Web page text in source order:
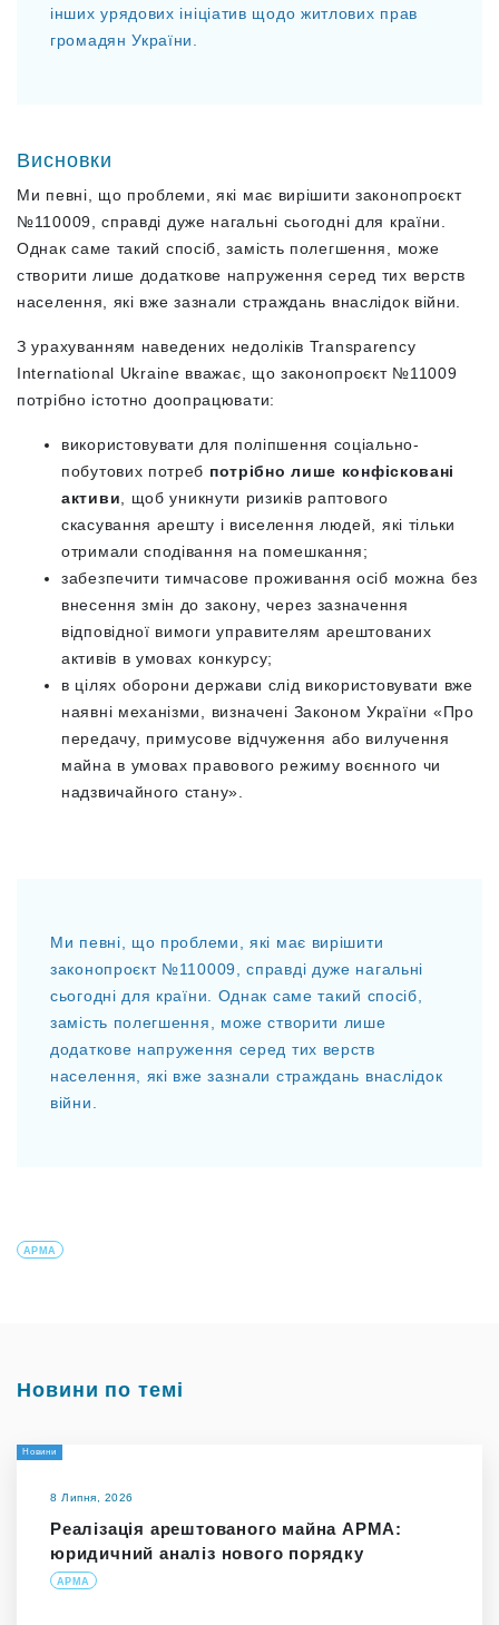
інших урядових ініціатив щодо житлових прав
громадян України.
Висновки
Ми певні, що проблеми, які має вирішити законопроєкт
№110009, справді дуже нагальні сьогодні для країни.
Однак саме такий спосіб, замість полегшення, може
створити лише додаткове напруження серед тих верств
населення, які вже зазнали страждань внаслідок війни.
З урахуванням наведених недоліків Transparency
International Ukraine вважає, що законопроєкт №11009
потрібно істотно доопрацювати:
використовувати для поліпшення соціально-
побутових потреб потрібно лише конфісковані
активи, щоб уникнути ризиків раптового
скасування арешту і виселення людей, які тільки
отримали сподівання на помешкання;
забезпечити тимчасове проживання осіб можна без
внесення змін до закону, через зазначення
відповідної вимоги управителям арештованих
активів в умовах конкурсу;
в цілях оборони держави слід використовувати вже
наявні механізми, визначені Законом України «Про
передачу, примусове відчуження або вилучення
майна в умовах правового режиму воєнного чи
надзвичайного стану».
Ми певні, що проблеми, які має вирішити
законопроєкт №110009, справді дуже нагальні
сьогодні для країни. Однак саме такий спосіб,
замість полегшення, може створити лише
додаткове напруження серед тих верств
населення, які вже зазнали страждань внаслідок
війни.
АРМА
Новини по темі
Новини
8 Липня, 2026
Реалізація арештованого майна АРМА:
юридичний аналіз нового порядку
АРМА